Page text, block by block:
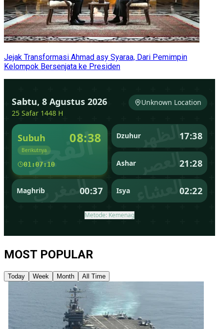
Jejak Transformasi Ahmad asy Syaraa, Dari Pemimpin
Kelompok Bersenjata ke Presiden
MOST POPULAR
Today Week Month All Time